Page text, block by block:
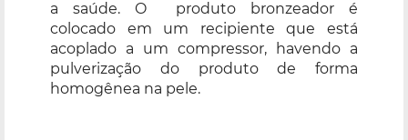
a saúde. O produto bronzeador é
colocado em um recipiente que está
acoplado a um compressor, havendo a
pulverização do produto de forma
homogênea na pele.